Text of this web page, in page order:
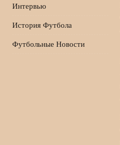
Интервью
История Футбола
Футбольные Новости